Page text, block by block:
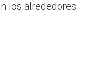
los alrededores